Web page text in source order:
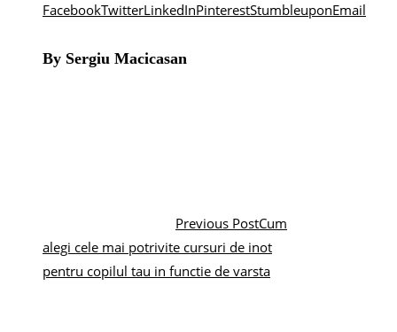
FacebookTwitterLinkedInPinterestStumbleuponEmail
By Sergiu Macicasan
Previous PostCum
alegi cele mai potrivite cursuri de inot
pentru copilul tau in functie de varsta